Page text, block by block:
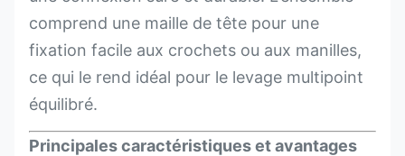
comprend une maille de tête pour une
fixation facile aux crochets ou aux manilles,
ce qui le rend idéal pour le levage multipoint
équilibré.
Principales caractéristiques et avantages